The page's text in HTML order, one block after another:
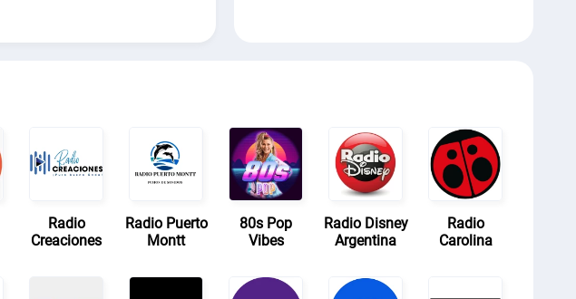
Radio
Creaciones
Radio Puerto
Montt
80s Pop
Vibes
Radio Disney
Argentina
Radio
Carolina